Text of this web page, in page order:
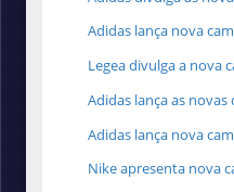
Adidas lança nova
Legea divulga a nova
Adidas lança as novas
Adidas lança nova
Nike apresenta nova